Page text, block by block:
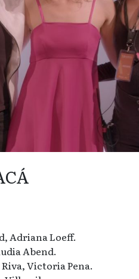
Adriana Loeff.
Abend.
Victoria Pena.